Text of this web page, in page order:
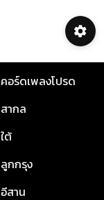
คอร์ดเพลงโปรด
สากล
ใต้
ลูกกรุง
อีสาน